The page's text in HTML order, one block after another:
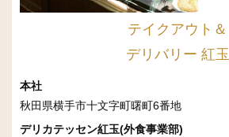
テイクアウト＆
デリバリー 紅玉
本社
秋田県横手市十文字町曙町6番地
デリカテッセン紅玉(外食事業部)